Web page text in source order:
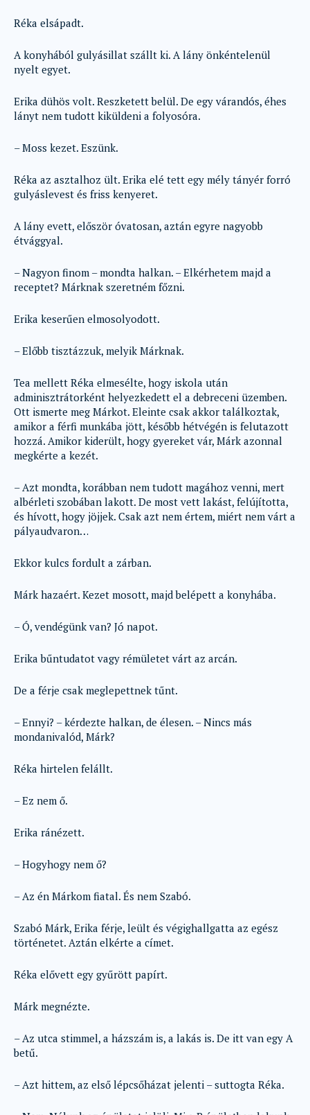
Réka elsápadt.
A konyhából gulyásillat szállt ki. A lány önkéntelenül
nyelt egyet.
Erika dühös volt. Reszketett belül. De egy várandós, éhes
lányt nem tudott kiküldeni a folyosóra.
– Moss kezet. Eszünk.
Réka az asztalhoz ült. Erika elé tett egy mély tányér forró
gulyáslevest és friss kenyeret.
A lány evett, először óvatosan, aztán egyre nagyobb
étvággyal.
– Nagyon finom – mondta halkan. – Elkérhetem majd a
receptet? Márknak szeretném főzni.
Erika keserűen elmosolyodott.
– Előbb tisztázzuk, melyik Márknak.
Tea mellett Réka elmesélte, hogy iskola után
adminisztrátorként helyezkedett el a debreceni üzemben.
Ott ismerte meg Márkot. Eleinte csak akkor találkoztak,
amikor a férfi munkába jött, később hétvégén is felutazott
hozzá. Amikor kiderült, hogy gyereket vár, Márk azonnal
megkérte a kezét.
– Azt mondta, korábban nem tudott magához venni, mert
albérleti szobában lakott. De most vett lakást, felújította,
és hívott, hogy jöjjek. Csak azt nem értem, miért nem várt a
pályaudvaron…
Ekkor kulcs fordult a zárban.
Márk hazaért. Kezet mosott, majd belépett a konyhába.
– Ó, vendégünk van? Jó napot.
Erika bűntudatot vagy rémületet várt az arcán.
De a férje csak meglepettnek tűnt.
– Ennyi? – kérdezte halkan, de élesen. – Nincs más
mondanivalód, Márk?
Réka hirtelen felállt.
– Ez nem ő.
Erika ránézett.
– Hogyhogy nem ő?
– Az én Márkom fiatal. És nem Szabó.
Szabó Márk, Erika férje, leült és végighallgatta az egész
történetet. Aztán elkérte a címet.
Réka elővett egy gyűrött papírt.
Márk megnézte.
– Az utca stimmel, a házszám is, a lakás is. De itt van egy A
betű.
– Azt hittem, az első lépcsőházat jelenti – suttogta Réka.